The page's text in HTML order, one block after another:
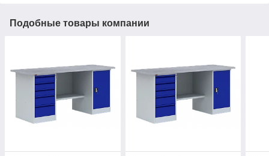
Подобные товары компании